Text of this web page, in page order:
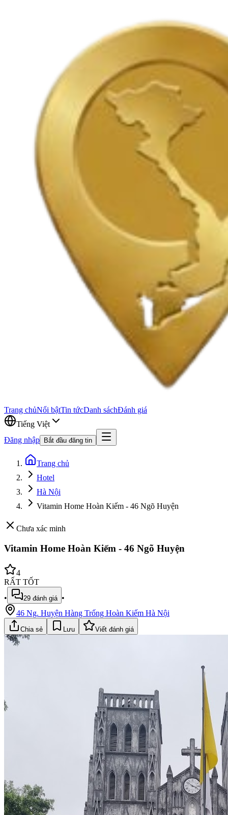
Trang chủNổi bậtTin tứcDanh sáchĐánh giá
Tiếng Việt
Đăng nhập
Bắt đầu đăng tin
Trang chủ
Hotel
Hà Nội
Vitamin Home Hoàn Kiếm - 46 Ngõ Huyện
Chưa xác minh
Vitamin Home Hoàn Kiếm - 46 Ngõ Huyện
4
RẤT TỐT
•
29 đánh giá •
46 Ng. Huyện Hàng Trống Hoàn Kiếm Hà Nội
Chia sẻ Lưu Viết đánh giá